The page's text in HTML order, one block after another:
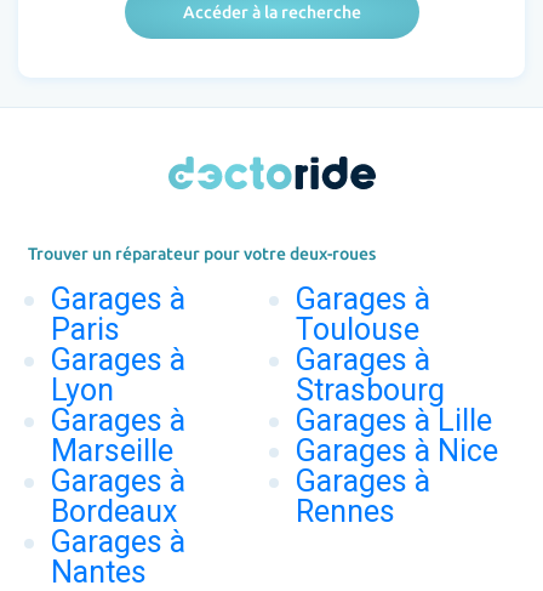
Accéder à la recherche
Trouver un réparateur pour votre deux-roues
Garages à
Paris
Garages à
Lyon
Garages à
Marseille
Garages à
Bordeaux
Garages à
Nantes
Garages à
Toulouse
Garages à
Strasbourg
Garages à Lille
Garages à Nice
Garages à
Rennes